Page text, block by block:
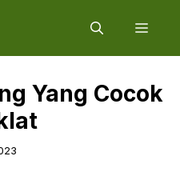
Yang Cocok